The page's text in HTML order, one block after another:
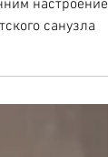
санузла